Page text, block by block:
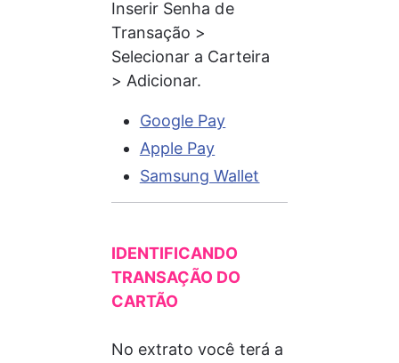
Inserir Senha de
Transação >
Selecionar a Carteira
> Adicionar.
Google Pay
Apple Pay
Samsung Wallet
IDENTIFICANDO
TRANSAÇÃO DO
CARTÃO
No extrato você terá a